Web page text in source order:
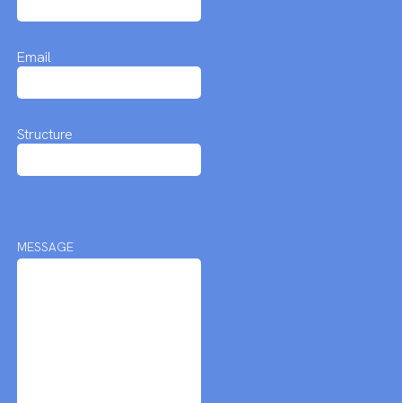
Email
Structure
MESSAGE